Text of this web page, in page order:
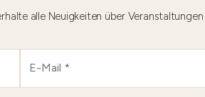
alle Neuigkeiten über